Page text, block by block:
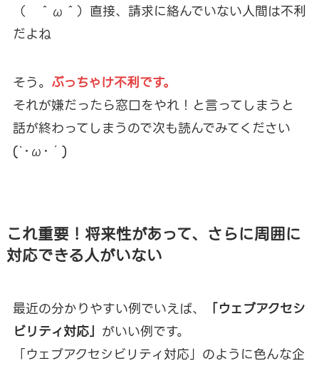
（ ＾ω＾）直接、請求に絡んでいない人間は不利
だよね
そう。 ぶっちゃけ不利です。
それが嫌だったら窓口をやれ！と言ってしまうと
話が終わってしまうので次も読んでみてください
(`･ω･´)
これ重要！将来性があって、さらに周囲に
対応できる人がいない
最近の分かりやすい例でいえば、
「ウェブアクセシ
ビリティ対応」 がいい例です。
「ウェブアクセシビリティ対応」のように色んな企